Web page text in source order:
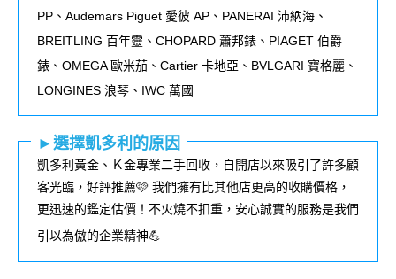
PP 、 Audemars Piguet 愛彼 AP 、 PANERAI 沛納海、
BREITLING 百年靈、 CHOPARD 蕭邦錶、 PIAGET 伯爵
錶、 OMEGA歐米茄、 Cartier 卡地亞、 BVLGARI 寶格麗、
LONGINES 浪琴、 IWC 萬國
►選擇凱多利的原因
凱多利黃金、Ｋ金專業二手回收，自開店以來吸引了許多顧
客光臨，好評推薦🩷 我們擁有比其他店更高的收購價格，
更迅速的鑑定估價！不火燒不扣重，安心誠實的服務是我們
引以為傲的企業精神💪